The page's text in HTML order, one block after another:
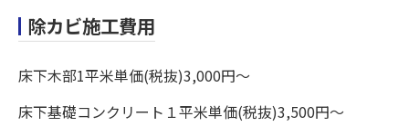
除カビ施工費用
床下木部1平米単価(税抜)3,000円～
床下基礎コンクリート１平米単価(税抜)3,500円～